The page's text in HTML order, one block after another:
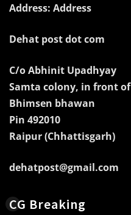
Address: Address
Dehat post dot com
C/o Abhinit Upadhyay
Samta colony, in front of
Bhimsen bhawan
Pin 492010
Raipur (Chhattisgarh)
dehatpost@gmail.com
CG Breaking